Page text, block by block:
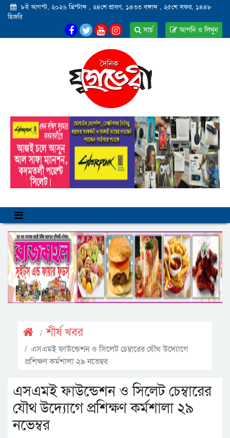
৮ই আগস্ট, ২০২৬ খ্রিস্টাব্দ , ২৪শে শ্রাবণ, ১৪৩৩ বঙ্গাব্দ , ২৫শে সফর, ১৪৪৮
হিজরি
আপনি ও লিখুন
সার্চ
শীর্ষ খবর
এসএমই ফাউন্ডেশন ও সিলেট চেম্বারের যৌথ উদ্যোগে
প্রশিক্ষণ কর্মশালা ২৯ নভেম্বর
এসএমই ফাউন্ডেশন ও সিলেট চেম্বারের
যৌথ উদ্যোগে প্রশিক্ষণ কর্মশালা ২৯
নভেম্বর